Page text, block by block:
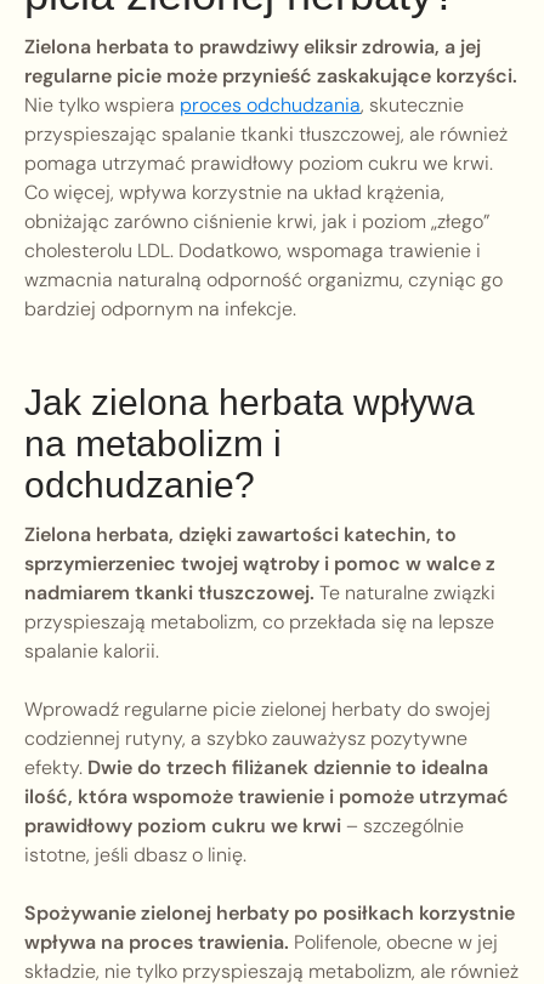
Zielona herbata to prawdziwy eliksir zdrowia, a jej
regularne picie może przynieść zaskakujące korzyści.
Nie tylko wspiera proces odchudzania, skutecznie
przyspieszając spalanie tkanki tłuszczowej, ale również
pomaga utrzymać prawidłowy poziom cukru we krwi.
Co więcej, wpływa korzystnie na układ krążenia,
obniżając zarówno ciśnienie krwi, jak i poziom „złego”
cholesterolu LDL. Dodatkowo, wspomaga trawienie i
wzmacnia naturalną odporność organizmu, czyniąc go
bardziej odpornym na infekcje.
Jak zielona herbata wpływa
na metabolizm i
odchudzanie?
Zielona herbata, dzięki zawartości katechin, to
sprzymierzeniec twojej wątroby i pomoc w walce z
nadmiarem tkanki tłuszczowej. Te naturalne związki
przyspieszają metabolizm, co przekłada się na lepsze
spalanie kalorii.
Wprowadź regularne picie zielonej herbaty do swojej
codziennej rutyny, a szybko zauważysz pozytywne
efekty. Dwie do trzech filiżanek dziennie to idealna
ilość, która wspomoże trawienie i pomoże utrzymać
prawidłowy poziom cukru we krwi– szczególnie
istotne, jeśli dbasz o linię.
Spożywanie zielonej herbaty po posiłkach korzystnie
wpływa na proces trawienia. Polifenole, obecne w jej
składzie, nie tylko przyspieszają metabolizm, ale również